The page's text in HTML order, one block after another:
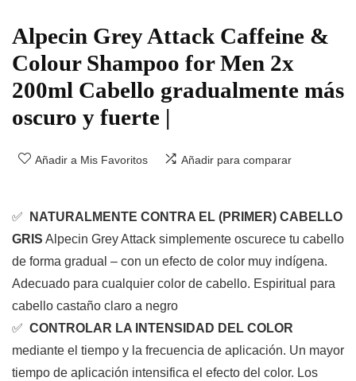
Alpecin Grey Attack Caffeine &
Colour Shampoo for Men 2x
200ml Cabello gradualmente más
oscuro y fuerte |
Añadir a Mis Favoritos Añadir para comparar
✅
NATURALMENTE CONTRA EL (PRIMER) CABELLO
GRIS Alpecin Grey Attack simplemente oscurece tu cabello
de forma gradual – con un efecto de color muy indígena.
Adecuado para cualquier color de cabello. Espiritual para
cabello castaño claro a negro
✅ CONTROLAR LA INTENSIDAD DEL COLOR
mediante el tiempo y la frecuencia de aplicación. Un mayor
tiempo de aplicación intensifica el efecto del color. Los